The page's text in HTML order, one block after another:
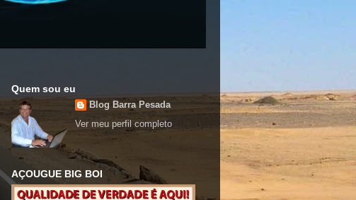
Quem sou eu
Blog Barra Pesada
Ver meu perfil completo
AÇOUGUE BIG BOI